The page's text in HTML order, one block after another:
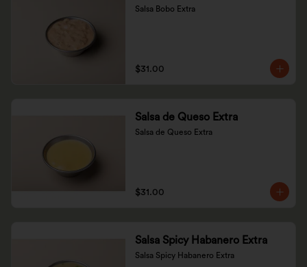
Salsa Bobo Extra
$31.00
Salsa de Queso Extra
Salsa de Queso Extra
$31.00
Salsa Spicy Habanero Extra
Salsa Spicy Habanero Extra